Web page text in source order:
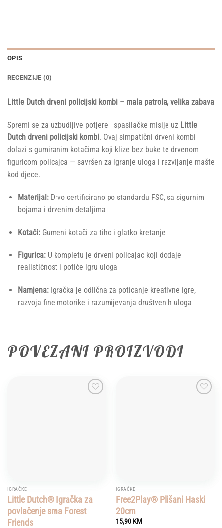
OPIS
RECENZIJE (0)
Little Dutch drveni policijski kombi – mala patrola, velika zabava
Spremi se za uzbudljive potjere i spasilačke misije uz Little
Dutch drveni policijski kombi. Ovaj simpatični drveni kombi
dolazi s gumiranim kotačima koji klize bez buke te drvenom
figuricom policajca — savršen za igranje uloga i razvijanje mašte
kod djece.
Materijal:Drvo certificirano po standardu FSC, sa sigurnim
bojama i drvenim detaljima
Kotači:Gumeni kotači za tiho i glatko kretanje
Figurica:U kompletu je drveni policajac koji dodaje
realističnost i potiče igru uloga
Namjena:Igračka je odlična za poticanje kreativne igre,
razvoja fine motorike i razumijevanja društvenih uloga
POVEZANI PROIZVODI
IGRAČKE
Little Dutch® Igračka za
povlačenje srna Forest
Friends
IGRAČKE
Free2Play® Plišani Haski
20cm
15,90 KM